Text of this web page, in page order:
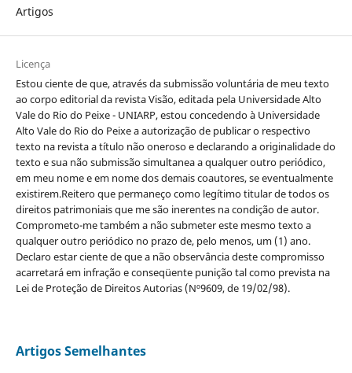
Artigos
Licença
Estou ciente de que, através da submissão voluntária de meu texto
ao corpo editorial da revista Visão, editada pela Universidade Alto
Vale do Rio do Peixe - UNIARP, estou concedendo à Universidade
Alto Vale do Rio do Peixe a autorização de publicar o respectivo
texto na revista a título não oneroso e declarando a originalidade do
texto e sua não submissão simultanea a qualquer outro periódico,
em meu nome e em nome dos demais coautores, se eventualmente
existirem.Reitero que permaneço como legítimo titular de todos os
direitos patrimoniais que me são inerentes na condição de autor.
Comprometo-me também a não submeter este mesmo texto a
qualquer outro periódico no prazo de, pelo menos, um (1) ano.
Declaro estar ciente de que a não observância deste compromisso
acarretará em infração e conseqüente punição tal como prevista na
Lei de Proteção de Direitos Autorias (Nº9609, de 19/02/98).
Artigos Semelhantes